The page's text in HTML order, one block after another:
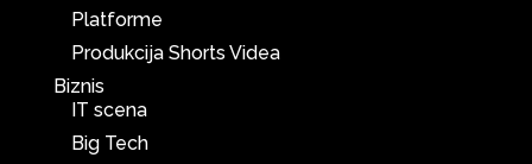
Platforme
Produkcija Shorts Videa
Biznis
IT scena
Big Tech